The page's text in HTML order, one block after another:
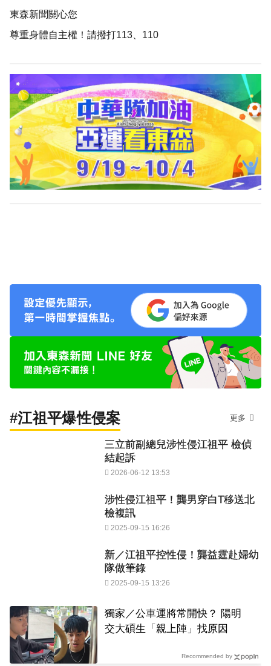
東森新聞關心您
尊重身體自主權！請撥打113、110
#江祖平爆性侵案 更多
三立前副總兒涉性侵江祖平 檢偵
結起訴
2026-06-12 13:53
涉性侵江祖平！龔男穿白T移送北
檢複訊
2025-09-15 16:26
新／江祖平控性侵！龔益霆赴婦幼
隊做筆錄
2025-09-15 13:26
獨家／公車運將常開快？ 陽明
交大碩生「親上陣」找原因
Recommended by